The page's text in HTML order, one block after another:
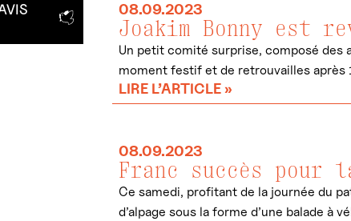
08.09.2023
Joakim Bonny est
Un petit comité surprise, composé des
moment festif et de retrouvailles après
LIRE L’ARTICLE »
08.09.2023
Franc succès pour
Ce samedi, profitant de la journée du
d’alpage sous la forme d’une balade à